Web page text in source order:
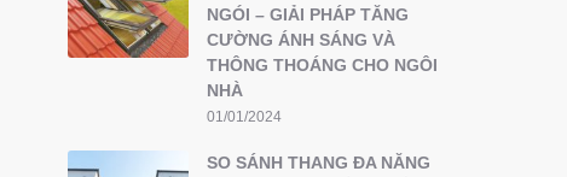
NGÓI – GIẢI PHÁP TĂNG
CƯỜNG ÁNH SÁNG VÀ
THÔNG THOÁNG CHO NGÔI
NHÀ
01/01/2024
SO SÁNH THANG ĐA NĂNG